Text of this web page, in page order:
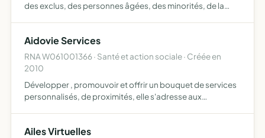
des exclus, des personnes âgées, des minorités, de la
Aidovie Services
RNA W061001366 · Santé et action sociale · Créée en
2010
Développer , promouvoir et offrir un bouquet de services
personnalisés, de proximités, elle s'adresse aux
relai…
Ailes Virtuelles